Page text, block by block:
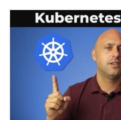
contenuto anche in formato
YouTube. Cos’